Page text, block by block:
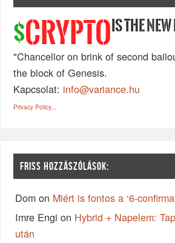
$CRYPTO IS THE
"Chancellor on brink of second
the block of Genesis.
Kapcsolat: info@variance.hu
Privacy Policy...
FRISS HOZZÁSZÓLÁSOK:
Dom on Miért is fontos a ‘6-
Imre Engi on Hybrid + Napelem:
után